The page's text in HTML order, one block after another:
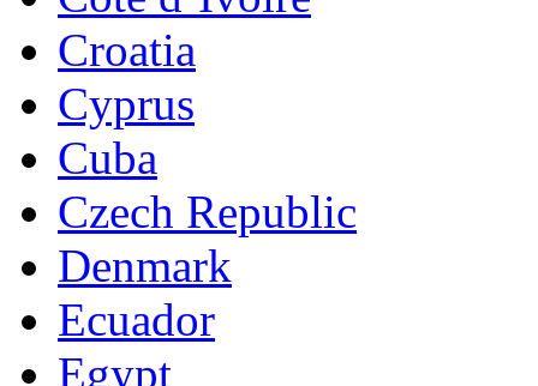
Croatia
Cyprus
Cuba
Czech Republic
Denmark
Ecuador
Egypt